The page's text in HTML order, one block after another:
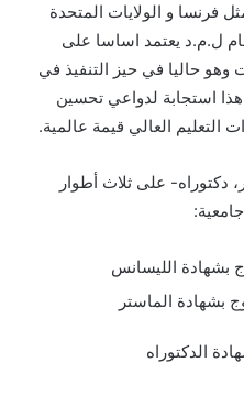
فرنسا و الولايات المتحدة
ل.م.د يعتمد اساسا على
حاليا في حيز التنفيذ في
هذا استجابة لدواعي تحسين
التعليم العالي قيمة عالمية.
دكتوراه- على ثلاث أطوار